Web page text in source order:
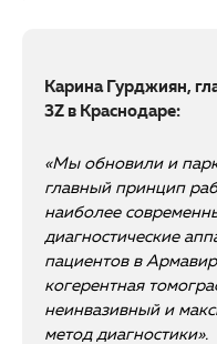
Карина Гурджиян,
3Z в Краснодаре:
«Мы обновили и
главный принцип
наиболее
диагностические
пациентов в
когерентная
неинвазивный и
метод диагностики».